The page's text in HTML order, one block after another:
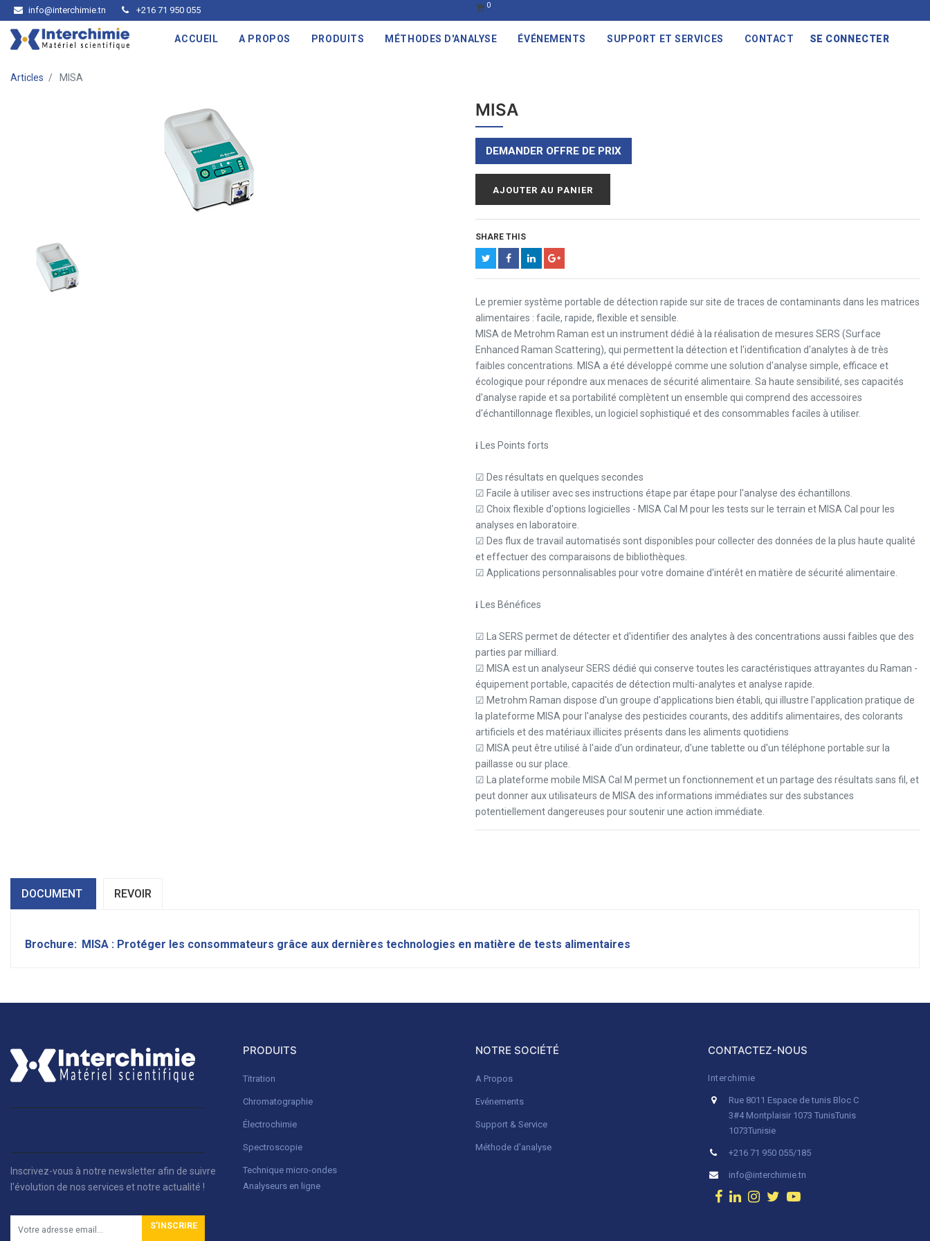
info@interchimie.tn +216 71 950 055 0
ACCUEIL A PROPOS PRODUITS MÉTHODES D'ANALYSE ÉVÉNEMENTS SUPPORT ET SERVICES CONTACT SE CONNECTER
Articles MISA
MISA
DEMANDER OFFRE DE PRIX
AJOUTER AU PANIER
SHARE THIS
Le premier système portable de détection rapide sur site de traces de contaminants dans les matrices
alimentaires : facile, rapide, flexible et sensible.
MISA de Metrohm Raman est un instrument dédié à la réalisation de mesures SERS (Surface
Enhanced Raman Scattering), qui permettent la détection et l'identification d'analytes à de très
faibles concentrations. MISA a été développé comme une solution d'analyse simple, efficace et
écologique pour répondre aux menaces de sécurité alimentaire. Sa haute sensibilité, ses capacités
d'analyse rapide et sa portabilité complètent un ensemble qui comprend des accessoires
d'échantillonnage flexibles, un logiciel sophistiqué et des consommables faciles à utiliser.
𝐢 Les Points forts
☑ Des résultats en quelques secondes
☑ Facile à utiliser avec ses instructions étape par étape pour l'analyse des échantillons.
☑ Choix flexible d'options logicielles - MISA Cal M pour les tests sur le terrain et MISA Cal pour les
analyses en laboratoire.
☑ Des flux de travail automatisés sont disponibles pour collecter des données de la plus haute qualité
et effectuer des comparaisons de bibliothèques.
☑ Applications personnalisables pour votre domaine d'intérêt en matière de sécurité alimentaire.
𝐢 Les Bénéfices
☑ La SERS permet de détecter et d'identifier des analytes à des concentrations aussi faibles que des
parties par milliard.
☑ MISA est un analyseur SERS dédié qui conserve toutes les caractéristiques attrayantes du Raman -
équipement portable, capacités de détection multi-analytes et analyse rapide.
☑ Metrohm Raman dispose d'un groupe d'applications bien établi, qui illustre l'application pratique de
la plateforme MISA pour l'analyse des pesticides courants, des additifs alimentaires, des colorants
artificiels et des matériaux illicites présents dans les aliments quotidiens
☑ MISA peut être utilisé à l'aide d'un ordinateur, d'une tablette ou d'un téléphone portable sur la
paillasse ou sur place.
☑ La plateforme mobile MISA Cal M permet un fonctionnement et un partage des résultats sans fil, et
peut donner aux utilisateurs de MISA des informations immédiates sur des substances
potentiellement dangereuses pour soutenir une action immédiate.
DOCUMENT REVOIR
Brochure: MISA : Protéger les consommateurs grâce aux dernières technologies en matière de tests alimentaires
Inscrivez-vous à notre newsletter afin de suivre
l'évolution de nos services et notre actualité !
S'INSCRIRE
PRODUITS
Titration
Chromatographie
Électrochimie
Spectroscopie
Technique micro-ondes
Analyseurs en ligne
NOTRE SOCIÉTÉ
A Propos
Evénements
Support & Service
Méthode d'analyse
CONTACTEZ-NOUS
Interchimie
Rue 8011 Espace de tunis Bloc C
3#4 Montplaisir 1073 TunisTunis
1073Tunisie
+216 71 950 055/185
info@interchimie.tn